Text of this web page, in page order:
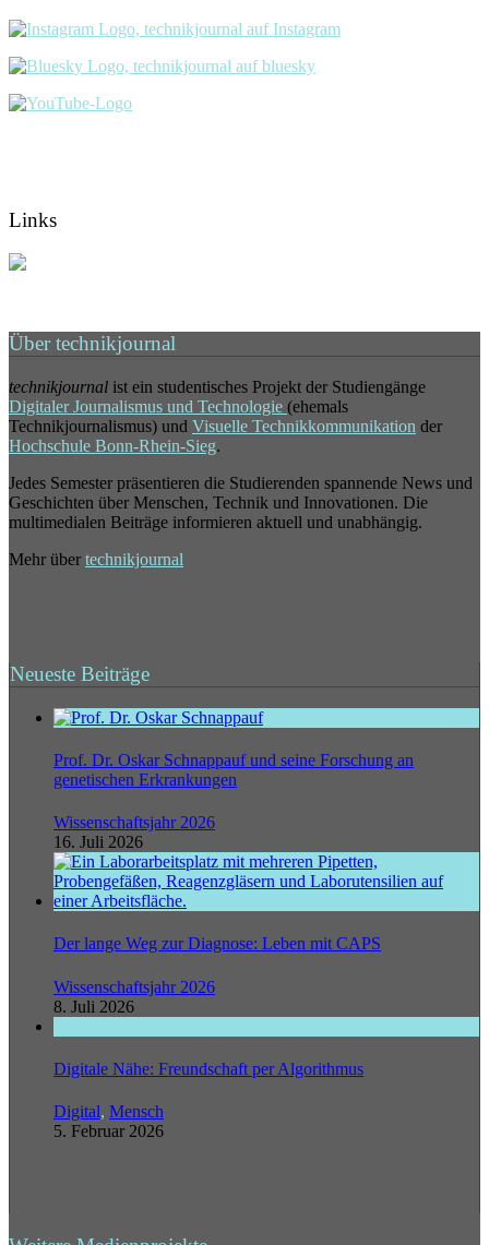
Links
Über technikjournal
technikjournal ist ein studentisches Projekt der Studiengänge
Digitaler Journalismus und Technologie (ehemals
Technikjournalismus) und Visuelle Technikkommunikation der
Hochschule Bonn-Rhein-Sieg.
Jedes Semester präsentieren die Studierenden spannende News und
Geschichten über Menschen, Technik und Innovationen. Die
multimedialen Beiträge informieren aktuell und unabhängig.
Mehr über technikjournal
Neueste Beiträge
Prof. Dr. Oskar Schnappauf und seine Forschung an
genetischen Erkrankungen
Wissenschaftsjahr 2026
16. Juli 2026
Der lange Weg zur Diagnose: Leben mit CAPS
Wissenschaftsjahr 2026
8. Juli 2026
Digitale Nähe: Freundschaft per Algorithmus
Digital, Mensch
5. Februar 2026